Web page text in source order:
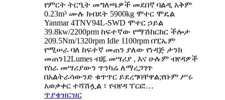
የምርት ትርዒት ​​መግለጫዎች መደበኛ ባልዲ አቅም
0.23m³ ሙሉ ክብደት 5900kg ሞተር ሞዴል
Yanmar 4TNV94L-SWD ሞተር ኃይል
39.8kw/2200prm ከፍተኛው የማሽከርከር ችሎታ
209.5Nm/1320rpm Idle 1100rpm በፒኤም
የሚሠራ ባለ ከፍተኛ መጠን ያለው የነዳጅ ታንክ
መጠን12Lumes ብጁ መሣሪያ , እና ሁሉም ብየዳዎች
የስራ መሣሪያውን ጥንካሬ ለማረጋገጥ
በአልትራሳውንድ ቁጥጥር ይደረግባቸዋል;የቡም ሥሩ
አወቃቀር ተሻሽሏል ፣ የብየዳ ፐርፎ…
ጥያቄዝርዝር